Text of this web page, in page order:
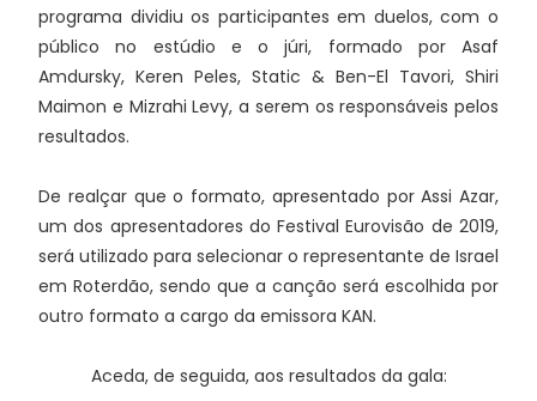
programa dividiu os participantes em duelos, com o
público no estúdio e o júri, formado por Asaf
Amdursky, Keren Peles, Static & Ben-El Tavori, Shiri
Maimon e Mizrahi Levy, a serem os responsáveis pelos
resultados.
De realçar que o formato, apresentado por Assi Azar,
um dos apresentadores do Festival Eurovisão de 2019,
será utilizado para selecionar o representante de Israel
em Roterdão, sendo que a canção será escolhida por
outro formato a cargo da emissora KAN.
Aceda, de seguida, aos resultados da gala: